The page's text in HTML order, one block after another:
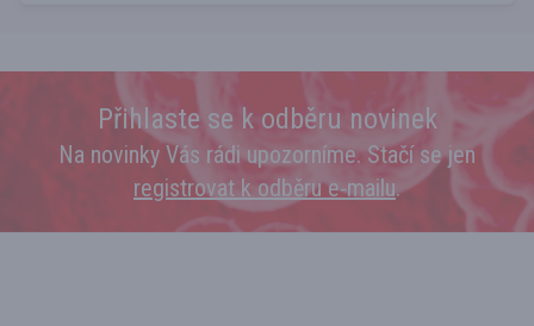
Přihlaste se k odběru novinek
Na novinky Vás rádi upozorníme. Stačí se jen
registrovat k odběru e‑mailu.